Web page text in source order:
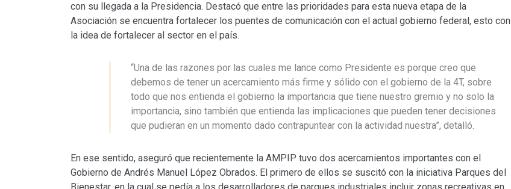
con su llegada a la Presidencia. Destacó que entre las prioridades para esta nueva etapa de la
Asociación se encuentra fortalecer los puentes de comunicación con el actual gobierno federal, esto con
la idea de fortalecer al sector en el país.
“Una de las razones por las cuales me lance como Presidente es porque creo que
debemos de tener un acercamiento más firme y sólido con el gobierno de la 4T, sobre
todo que nos entienda el gobierno la importancia que tiene nuestro gremio y no solo la
importancia, sino también que entienda las implicaciones que pueden tener decisiones
que pudieran en un momento dado contrapuntear con la actividad nuestra”, detalló.
En ese sentido, aseguró que recientemente la AMPIP tuvo dos acercamientos importantes con el
Gobierno de Andrés Manuel López Obrados. El primero de ellos se suscitó con la iniciativa Parques del